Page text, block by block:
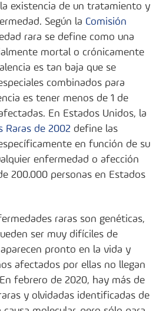
existencia de un tratamiento y
Según la Comisión
rara se define como una
mortal o crónicamente
es tan baja que se
combinados para
es tener menos de 1 de
En Estados Unidos, la
Raras de 2002 define las
en función de su
enfermedad o afección
200.000 personas en Estados
raras son genéticas,
ser muy difíciles de
pronto en la vida y
afectados por ellas no llegan
febrero de 2020, hay más de
y olvidadas identificadas de